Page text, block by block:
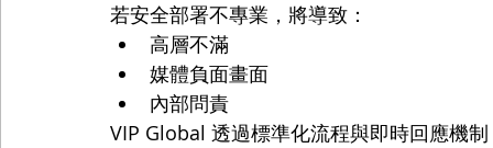
若安全部署不專業，將導致：
高層不滿
媒體負面畫面
內部問責
VIP Global 透過標準化流程與即時回應機